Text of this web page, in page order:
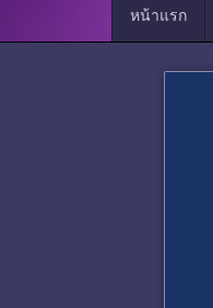
หน้าแรก